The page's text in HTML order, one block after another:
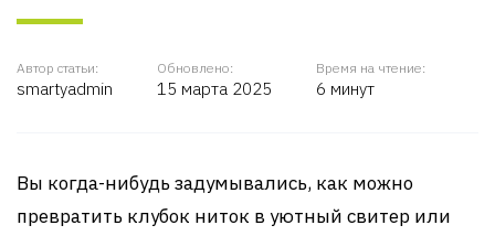
Автор статьи:
smartyadmin
Обновлено:
15 марта 2025
Время на чтение:
6 минут
Вы когда-нибудь задумывались, как можно
превратить клубок ниток в уютный свитер или